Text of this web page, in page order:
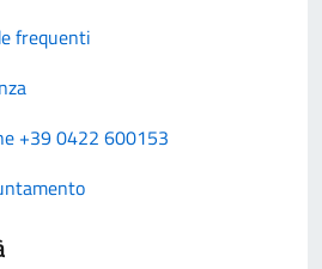
frequenti
+39 0422 600153